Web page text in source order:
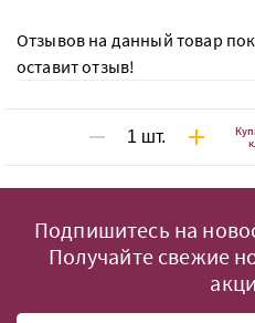
Отзывов на данный товар
оставит отзыв!
Подпишитесь на
Получайте свежие